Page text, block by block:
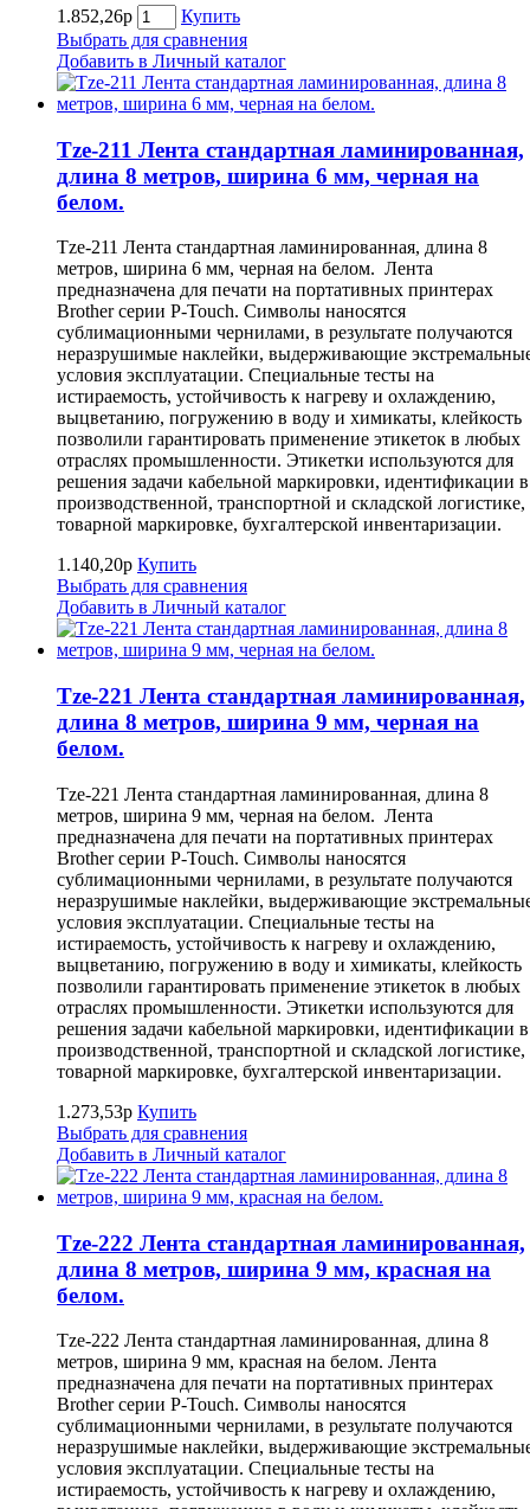
1.852,26р
Купить
Выбрать для сравнения
Добавить в Личный каталог
Tze-211 Лента стандартная ламинированная,
длина 8 метров, ширина 6 мм, черная на
белом.
Tze-211 Лента стандартная ламинированная, длина 8
метров, ширина 6 мм, черная на белом. Лента
предназначена для печати на портативных принтерах
Brother серии P-Touch. Символы наносятся
сублимационными чернилами, в результате получаются
неразрушимые наклейки, выдерживающие
условия эксплуатации. Специальные тесты на
истираемость, устойчивость к нагреву и охлаждению,
выцветанию, погружению в воду и химикаты, клейкость
позволили гарантировать применение этикеток в любых
отраслях промышленности. Этикетки используются для
решения задачи кабельной маркировки, идентификации в
производственной, транспортной и складской логистике,
товарной маркировке, бухгалтерской инвентаризации.
1.140,20р Купить
Выбрать для сравнения
Добавить в Личный каталог
Tze-221 Лента стандартная ламинированная,
длина 8 метров, ширина 9 мм, черная на
белом.
Tze-221 Лента стандартная ламинированная, длина 8
метров, ширина 9 мм, черная на белом. Лента
предназначена для печати на портативных принтерах
Brother серии P-Touch. Символы наносятся
сублимационными чернилами, в результате получаются
неразрушимые наклейки, выдерживающие
условия эксплуатации. Специальные тесты на
истираемость, устойчивость к нагреву и охлаждению,
выцветанию, погружению в воду и химикаты, клейкость
позволили гарантировать применение этикеток в любых
отраслях промышленности. Этикетки используются для
решения задачи кабельной маркировки, идентификации в
производственной, транспортной и складской логистике,
товарной маркировке, бухгалтерской инвентаризации.
1.273,53р Купить
Выбрать для сравнения
Добавить в Личный каталог
Tze-222 Лента стандартная ламинированная,
длина 8 метров, ширина 9 мм, красная на
белом.
Tze-222 Лента стандартная ламинированная, длина 8
метров, ширина 9 мм, красная на белом. Лента
предназначена для печати на портативных принтерах
Brother серии P-Touch. Символы наносятся
сублимационными чернилами, в результате получаются
неразрушимые наклейки, выдерживающие
условия эксплуатации. Специальные тесты на
истираемость, устойчивость к нагреву и охлаждению,